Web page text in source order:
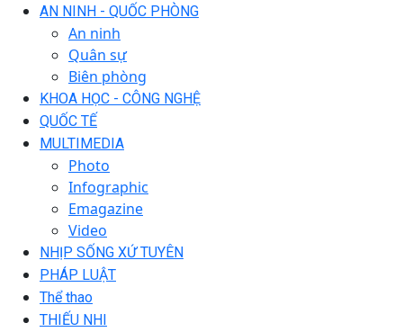
AN NINH - QUỐC PHÒNG
An ninh
Quân sự
Biên phòng
KHOA HỌC - CÔNG NGHỆ
QUỐC TẾ
MULTIMEDIA
Photo
Infographic
Emagazine
Video
NHỊP SỐNG XỨ TUYÊN
PHÁP LUẬT
Thể thao
THIẾU NHI